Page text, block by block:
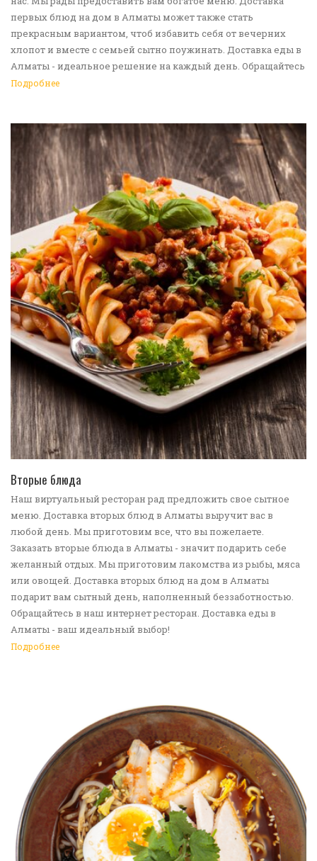
первых блюд на дом в Алматы может также стать
прекрасным вариантом, чтоб избавить себя от вечерних
хлопот и вместе с семьей сытно поужинать. Доставка еды в
Алматы - идеальное решение на каждый день. Обращайтесь
к нам!
Подробнее
Вторые блюда
Наш виртуальный ресторан рад предложить свое сытное
меню. Доставка вторых блюд в Алматы выручит вас в
любой день. Мы приготовим все, что вы пожелаете.
Заказать вторые блюда в Алматы - значит подарить себе
желанный отдых. Мы приготовим лакомства из рыбы, мяса
или овощей. Доставка вторых блюд на дом в Алматы
подарит вам сытный день, наполненный беззаботностью.
Обращайтесь в наш интернет ресторан. Доставка еды в
Алматы - ваш идеальный выбор!
Подробнее